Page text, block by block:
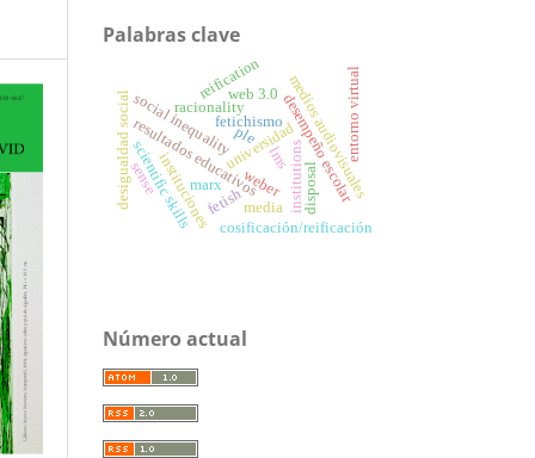
Palabras clave
universidad
fetichismo
resultados educativos desempeño escolar
social inequality
desigualdad social racionality
weber institutions
institucionesfetish disposal
reification
cosificación/reificación
marx
media
medios audiovisuales
scientific skills
ple
lms entorno virtual
web 3.0
sense
Número actual